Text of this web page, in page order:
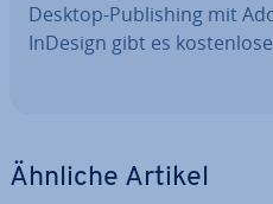
Desktop-Pu­bli­shing mit
InDesign gibt es
Ähnliche Artikel